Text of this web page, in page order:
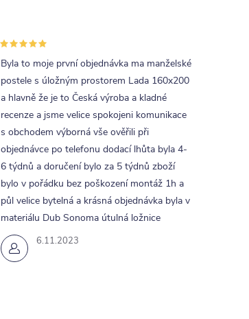
6.11.2023
Byla to moje první objednávka ma manželské
postele s úložným prostorem Lada 160x200
a hlavně že je to Česká výroba a kladné
recenze a jsme velice spokojeni komunikace
s obchodem výborná vše ověřili při
objednávce po telefonu dodací lhůta byla 4-
6 týdnů a doručení bylo za 5 týdnů zboží
bylo v pořádku bez poškození montáž 1h a
půl velice bytelná a krásná objednávka byla v
materiálu Dub Sonoma útulná ložnice